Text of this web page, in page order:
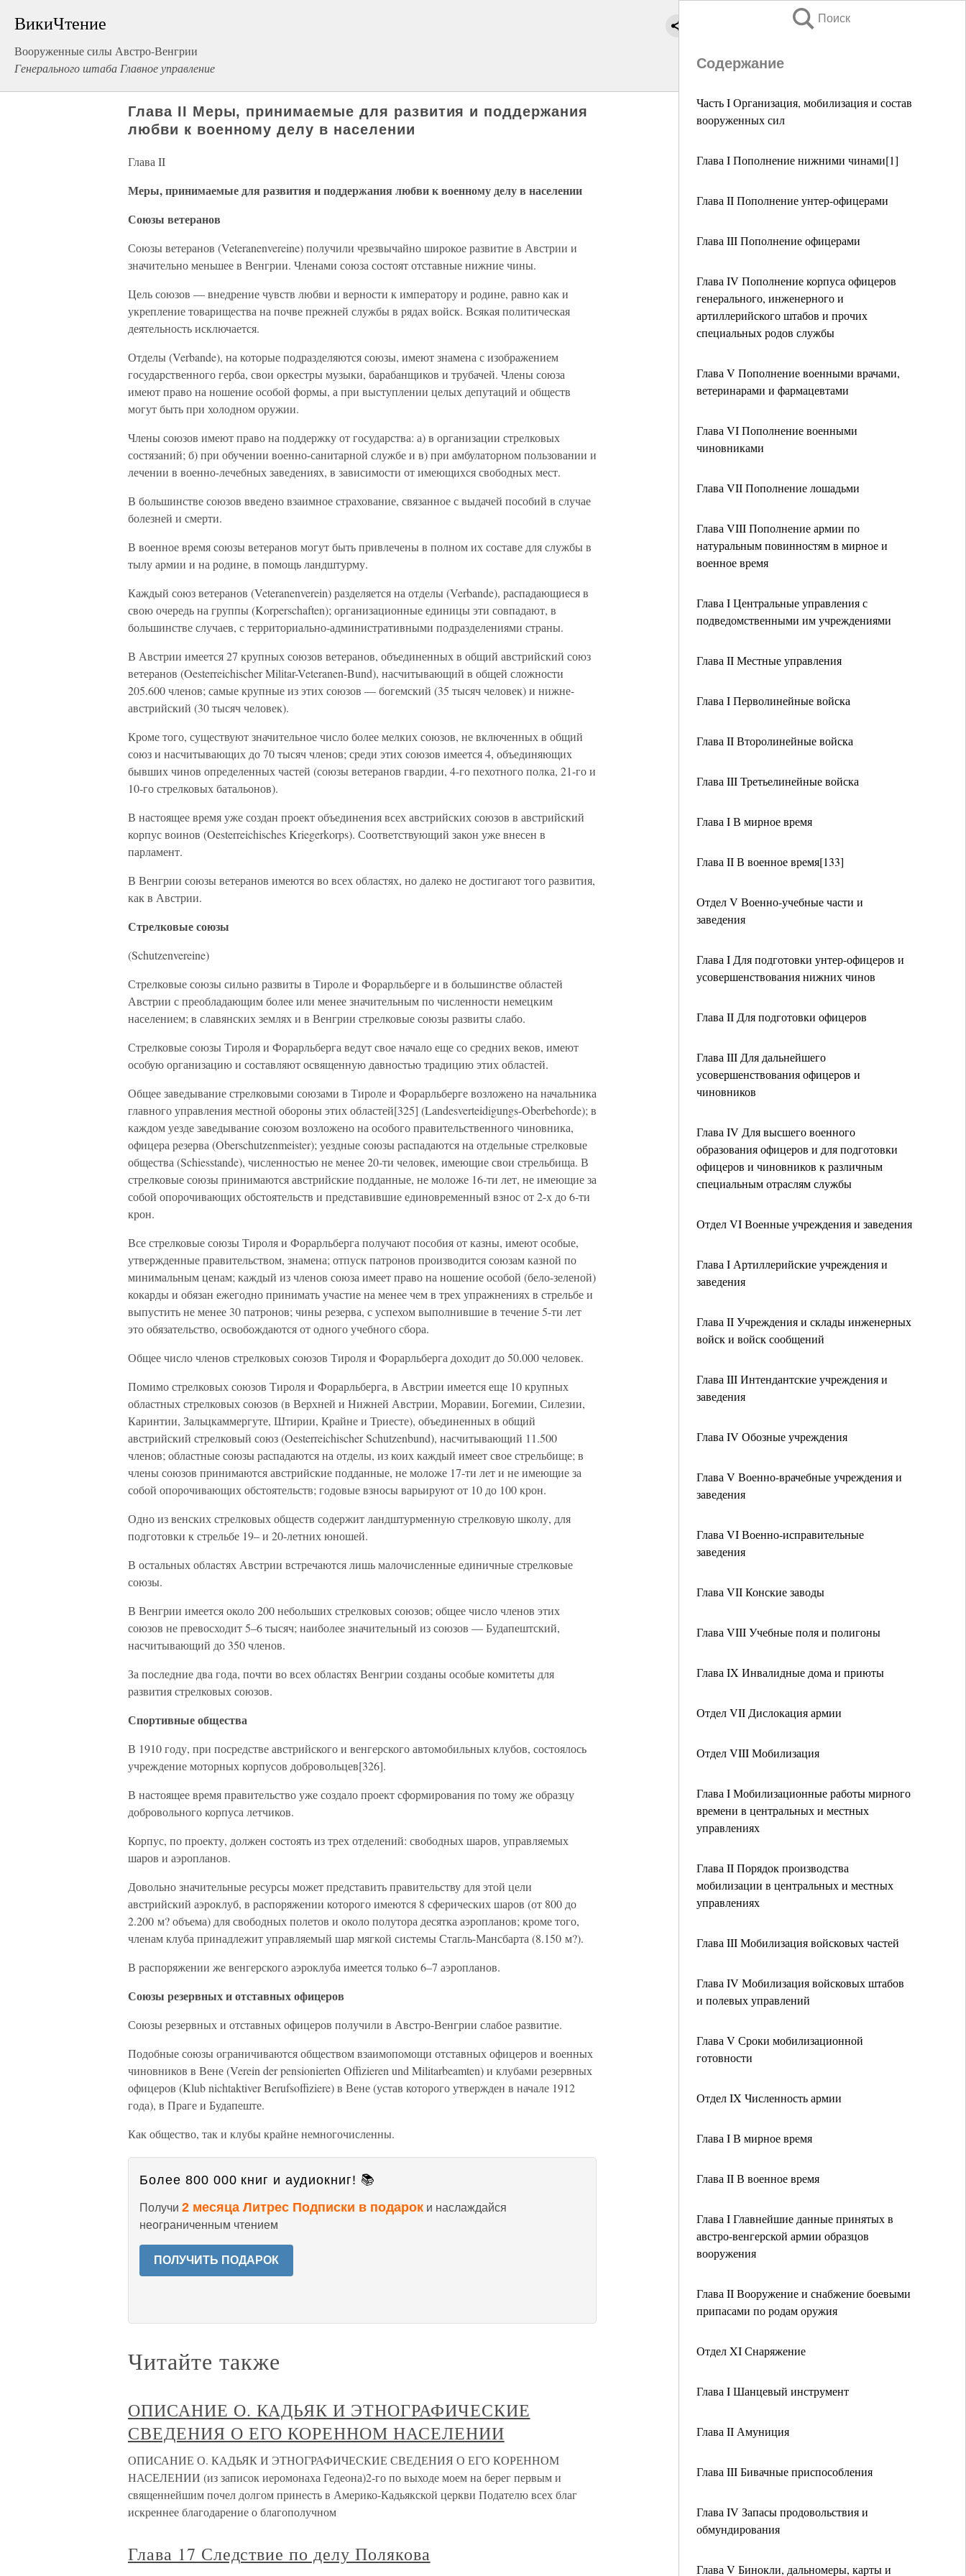
ВикиЧтение
Вооруженные силы Австро-Венгрии
Генерального штаба Главное управление
Поиск
Содержание
Часть I Организация, мобилизация и состав
вооруженных сил
Глава I Пополнение нижними чинами[1]
Глава II Пополнение унтер-офицерами
Глава III Пополнение офицерами
Глава IV Пополнение корпуса офицеров
генерального, инженерного и
артиллерийского штабов и прочих
специальных родов службы
Глава V Пополнение военными врачами,
ветеринарами и фармацевтами
Глава VI Пополнение военными
чиновниками
Глава VII Пополнение лошадьми
Глава VIII Пополнение армии по
натуральным повинностям в мирное и
военное время
Глава I Центральные управления с
подведомственными им учреждениями
Глава II Местные управления
Глава I Перволинейные войска
Глава II Второлинейные войска
Глава III Третьелинейные войска
Глава I В мирное время
Глава II В военное время[133]
Отдел V Военно-учебные части и
заведения
Глава I Для подготовки унтер-офицеров и
усовершенствования нижних чинов
Глава II Для подготовки офицеров
Глава III Для дальнейшего
усовершенствования офицеров и
чиновников
Глава IV Для высшего военного
образования офицеров и для подготовки
офицеров и чиновников к различным
специальным отраслям службы
Отдел VI Военные учреждения и заведения
Глава I Артиллерийские учреждения и
заведения
Глава II Учреждения и склады инженерных
войск и войск сообщений
Глава III Интендантские учреждения и
заведения
Глава IV Обозные учреждения
Глава V Военно-врачебные учреждения и
заведения
Глава VI Военно-исправительные
заведения
Глава VII Конские заводы
Глава VIII Учебные поля и полигоны
Глава IX Инвалидные дома и приюты
Отдел VII Дислокация армии
Отдел VIII Мобилизация
Глава I Мобилизационные работы мирного
времени в центральных и местных
управлениях
Глава II Порядок производства
мобилизации в центральных и местных
управлениях
Глава III Мобилизация войсковых частей
Глава IV Мобилизация войсковых штабов
и полевых управлений
Глава V Сроки мобилизационной
готовности
Отдел IX Численность армии
Глава I В мирное время
Глава II В военное время
Глава I Главнейшие данные принятых в
австро-венгерской армии образцов
вооружения
Глава II Вооружение и снабжение боевыми
припасами по родам оружия
Отдел XI Снаряжение
Глава I Шанцевый инструмент
Глава II Амуниция
Глава III Бивачные приспособления
Глава IV Запасы продовольствия и
обмундирования
Глава V Бинокли, дальномеры, карты и
Глава II Меры, принимаемые для развития и поддержания
любви к военному делу в населении
Глава II
Меры, принимаемые для развития и поддержания любви к военному делу в населении
Союзы ветеранов
Союзы ветеранов (Veteranenvereine) получили чрезвычайно широкое развитие в Австрии и
значительно меньшее в Венгрии. Членами союза состоят отставные нижние чины.
Цель союзов — внедрение чувств любви и верности к императору и родине, равно как и
укрепление товарищества на почве прежней службы в рядах войск. Всякая политическая
деятельность исключается.
Отделы (Verbande), на которые подразделяются союзы, имеют знамена с изображением
государственного герба, свои оркестры музыки, барабанщиков и трубачей. Члены союза
имеют право на ношение особой формы, а при выступлении целых депутаций и обществ
могут быть при холодном оружии.
Члены союзов имеют право на поддержку от государства: а) в организации стрелковых
состязаний; б) при обучении военно-санитарной службе и в) при амбулаторном пользовании и
лечении в военно-лечебных заведениях, в зависимости от имеющихся свободных мест.
В большинстве союзов введено взаимное страхование, связанное с выдачей пособий в случае
болезней и смерти.
В военное время союзы ветеранов могут быть привлечены в полном их составе для службы в
тылу армии и на родине, в помощь ландштурму.
Каждый союз ветеранов (Veteranenverein) разделяется на отделы (Verbande), распадающиеся в
свою очередь на группы (Korperschaften); организационные единицы эти совпадают, в
большинстве случаев, с территориально-административными подразделениями страны.
В Австрии имеется 27 крупных союзов ветеранов, объединенных в общий австрийский союз
ветеранов (Oesterreichischer Militar-Veteranen-Bund), насчитывающий в общей сложности
205.600 членов; самые крупные из этих союзов — богемский (35 тысяч человек) и нижне-
австрийский (30 тысяч человек).
Кроме того, существуют значительное число более мелких союзов, не включенных в общий
союз и насчитывающих до 70 тысяч членов; среди этих союзов имеется 4, объединяющих
бывших чинов определенных частей (союзы ветеранов гвардии, 4-го пехотного полка, 21-го и
10-го стрелковых батальонов).
В настоящее время уже создан проект объединения всех австрийских союзов в австрийский
корпус воинов (Oesterreichisches Kriegerkorps). Соответствующий закон уже внесен в
парламент.
В Венгрии союзы ветеранов имеются во всех областях, но далеко не достигают того развития,
как в Австрии.
Стрелковые союзы
(Schutzenvereine)
Стрелковые союзы сильно развиты в Тироле и Форарльберге и в большинстве областей
Австрии с преобладающим более или менее значительным по численности немецким
населением; в славянских землях и в Венгрии стрелковые союзы развиты слабо.
Стрелковые союзы Тироля и Форарльберга ведут свое начало еще со средних веков, имеют
особую организацию и составляют освященную давностью традицию этих областей.
Общее заведывание стрелковыми союзами в Тироле и Форарльберге возложено на начальника
главного управления местной обороны этих областей[325] (Landesverteidigungs-Oberbehorde); в
каждом уезде заведывание союзом возложено на особого правительственного чиновника,
офицера резерва (Oberschutzenmeister); уездные союзы распадаются на отдельные стрелковые
общества (Schiesstande), численностью не менее 20-ти человек, имеющие свои стрельбища. В
стрелковые союзы принимаются австрийские подданные, не моложе 16-ти лет, не имеющие за
собой опорочивающих обстоятельств и представившие единовременный взнос от 2-х до 6-ти
крон.
Все стрелковые союзы Тироля и Форарльберга получают пособия от казны, имеют особые,
утвержденные правительством, знамена; отпуск патронов производится союзам казной по
минимальным ценам; каждый из членов союза имеет право на ношение особой (бело-зеленой)
кокарды и обязан ежегодно принимать участие на менее чем в трех упражнениях в стрельбе и
выпустить не менее 30 патронов; чины резерва, с успехом выполнившие в течение 5-ти лет
это обязательство, освобождаются от одного учебного сбора.
Общее число членов стрелковых союзов Тироля и Форарльберга доходит до 50.000 человек.
Помимо стрелковых союзов Тироля и Форарльберга, в Австрии имеется еще 10 крупных
областных стрелковых союзов (в Верхней и Нижней Австрии, Моравии, Богемии, Силезии,
Каринтии, Зальцкаммергуте, Штирии, Крайне и Триесте), объединенных в общий
австрийский стрелковый союз (Oesterreichischer Schutzenbund), насчитывающий 11.500
членов; областные союзы распадаются на отделы, из коих каждый имеет свое стрельбище; в
члены союзов принимаются австрийские подданные, не моложе 17-ти лет и не имеющие за
собой опорочивающих обстоятельств; годовые взносы варьируют от 10 до 100 крон.
Одно из венских стрелковых обществ содержит ландштурменную стрелковую школу, для
подготовки к стрельбе 19– и 20-летних юношей.
В остальных областях Австрии встречаются лишь малочисленные единичные стрелковые
союзы.
В Венгрии имеется около 200 небольших стрелковых союзов; общее число членов этих
союзов не превосходит 5–6 тысяч; наиболее значительный из союзов — Будапештский,
насчитывающий до 350 членов.
За последние два года, почти во всех областях Венгрии созданы особые комитеты для
развития стрелковых союзов.
Спортивные общества
В 1910 году, при посредстве австрийского и венгерского автомобильных клубов, состоялось
учреждение моторных корпусов добровольцев[326].
В настоящее время правительство уже создало проект сформирования по тому же образцу
добровольного корпуса летчиков.
Корпус, по проекту, должен состоять из трех отделений: свободных шаров, управляемых
шаров и аэропланов.
Довольно значительные ресурсы может представить правительству для этой цели
австрийский аэроклуб, в распоряжении которого имеются 8 сферических шаров (от 800 до
2.200 м? объема) для свободных полетов и около полутора десятка аэропланов; кроме того,
членам клуба принадлежит управляемый шар мягкой системы Стагль-Мансбарта (8.150 м?).
В распоряжении же венгерского аэроклуба имеется только 6–7 аэропланов.
Союзы резервных и отставных офицеров
Союзы резервных и отставных офицеров получили в Австро-Венгрии слабое развитие.
Подобные союзы ограничиваются обществом взаимопомощи отставных офицеров и военных
чиновников в Вене (Verein der pensionierten Offizieren und Militarbeamten) и клубами резервных
офицеров (Klub nichtaktiver Berufsoffiziere) в Вене (устав которого утвержден в начале 1912
года), в Праге и Будапеште.
Как общество, так и клубы крайне немногочисленны.
Более 800 000 книг и аудиокниг! 📚
Получи 2 месяца Литрес Подписки в подарок и наслаждайся
неограниченным чтением
ПОЛУЧИТЬ ПОДАРОК
Читайте также
ОПИСАНИЕ О. КАДЬЯК И ЭТНОГРАФИЧЕСКИЕ
СВЕДЕНИЯ О ЕГО КОРЕННОМ НАСЕЛЕНИИ
ОПИСАНИЕ О. КАДЬЯК И ЭТНОГРАФИЧЕСКИЕ СВЕДЕНИЯ О ЕГО КОРЕННОМ
НАСЕЛЕНИИ (из записок иеромонаха Гедеона)2-го по выходе моем на берег первым и
священнейшим почел долгом принесть в Америко-Кадьякской церкви Подателю всех благ
искреннее благодарение о благополучном
Глава 17 Следствие по делу Полякова